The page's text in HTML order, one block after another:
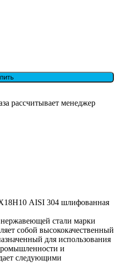
рассчитывает менеджер
AISI 304 шлифованная
нержавеющей стали марки
собой высококачественный
для использования
и
следующими